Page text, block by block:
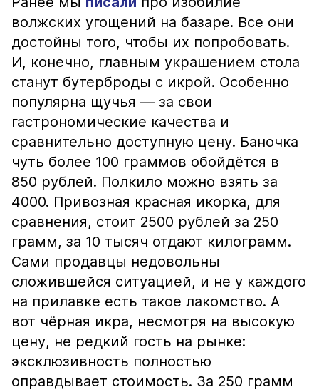
волжских угощений на базаре. Все они
достойны того, чтобы их попробовать.
И, конечно, главным украшением стола
станут бутерброды с икрой. Особенно
популярна щучья — за свои
гастрономические качества и
сравнительно доступную цену. Баночка
чуть более 100 граммов обойдётся в
850 рублей. Полкило можно взять за
4000. Привозная красная икорка, для
сравнения, стоит 2500 рублей за 250
грамм, за 10 тысяч отдают килограмм.
Сами продавцы недовольны
сложившейся ситуацией, и не у каждого
на прилавке есть такое лакомство. А
вот чёрная икра, несмотря на высокую
цену, не редкий гость на рынке:
эксклюзивность полностью
оправдывает стоимость. За 250 грамм